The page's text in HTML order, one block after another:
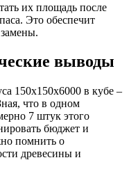
их площадь после
Это обеспечит
выводы
150х150х6000 в кубе –
что в одном
7 штук этого
бюджет и
помнить о
древесины и